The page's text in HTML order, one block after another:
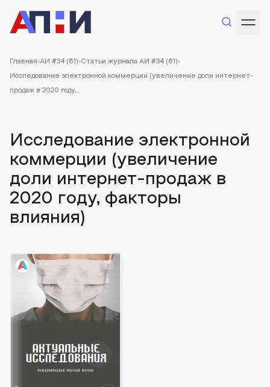
Главная АИ #34 (61) Статьи журнала АИ #34 (61)
Исследование электронной коммерции (увеличение доли интернет-
продаж в 2020 году,...
Исследование электронной
коммерции (увеличение
доли интернет-продаж в
2020 году, факторы
влияния)